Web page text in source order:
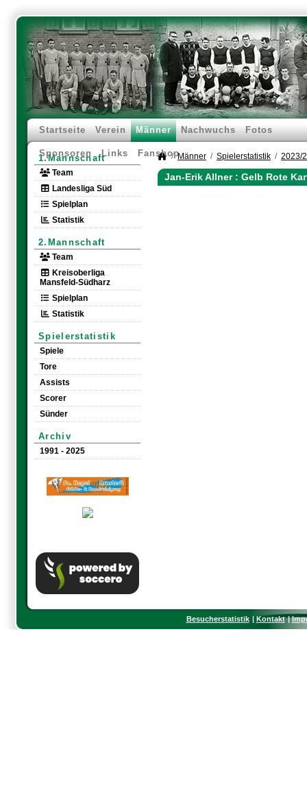
Startseite Verein Männer Nachwuchs Fotos
Sponsoren Links Fanshop
1.Mannschaft
Team
Landesliga Süd
Spielplan
Statistik
2.Mannschaft
Team
Kreisoberliga
Mansfeld-Südharz
Spielplan
Statistik
Spielerstatistik
Spiele
Tore
Assists
Scorer
Sünder
Archiv
1991 - 2025
Männer Spielerstatistik 2023/
Jan-Erik Allner : Gelb Rote
Besucherstatistik Kontakt